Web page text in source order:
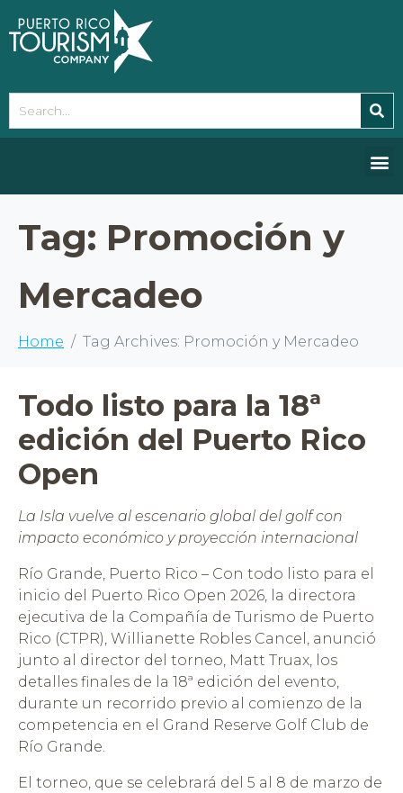
note:
This
website
accessibility
Tag: Promoción y
Mercadeo
Home Tag Archives: Promoción y Mercadeo
Todo listo para la 18ª
edición del Puerto Rico
Open
La Isla vuelve al escenario global del golf con
impacto económico y proyección internacional
Río Grande, Puerto Rico – Con todo listo para el
inicio del Puerto Rico Open 2026, la directora
ejecutiva de la Compañía de Turismo de Puerto
Rico (CTPR), Willianette Robles Cancel, anunció
junto al director del torneo, Matt Truax, los
detalles finales de la 18ª edición del evento,
durante un recorrido previo al comienzo de la
competencia en el Grand Reserve Golf Club de
Río Grande.
El torneo, que se celebrará del 5 al 8 de marzo de